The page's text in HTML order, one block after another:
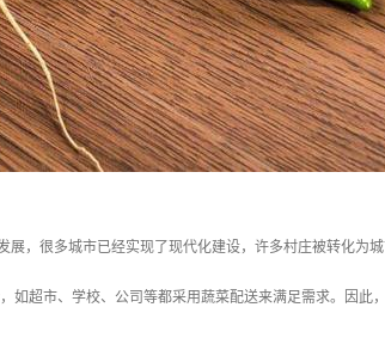
展，很多城市已经实现了现代化建设，许多村庄被转化为
如超市、学校、公司等都采用蔬菜配送来满足需求。因此